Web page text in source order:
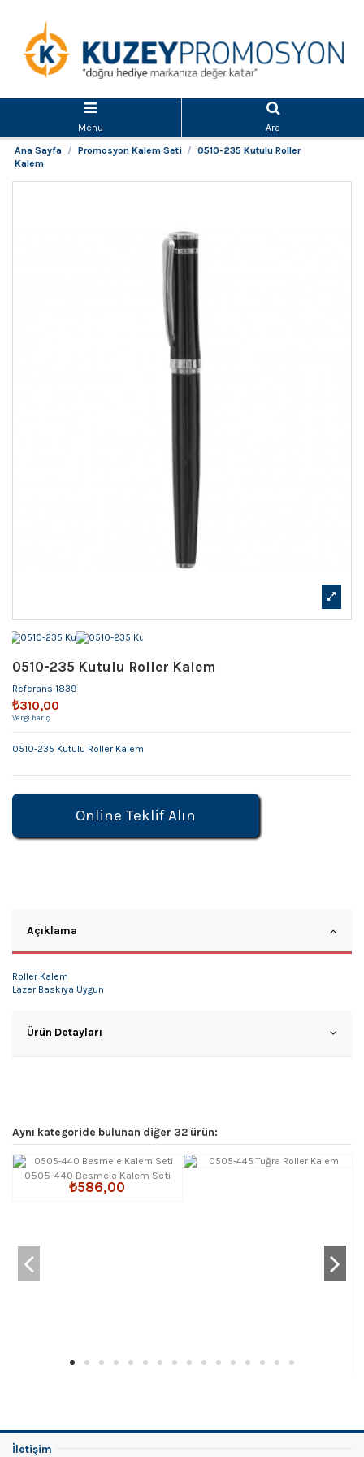
Menu
Ara
Ana Sayfa
Promosyon Kalem Seti
0510-235 Kutulu Roller
Kalem
0510-235 Kutulu Roller Kalem
Referans 1839
₺310,00
Vergi hariç
0510-235 Kutulu Roller Kalem
Online Teklif Alın
Açıklama
Roller Kalem
Lazer Baskıya Uygun
Ürün Detayları
Aynı kategoride bulunan diğer 32 ürün:
0505-440 Besmele Kalem Seti
₺586,00
İletişim